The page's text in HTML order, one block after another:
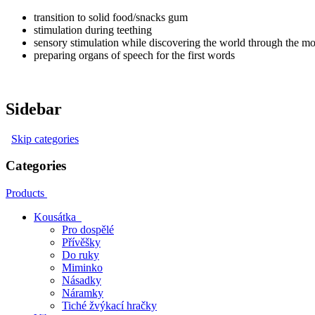
transition to solid food/snacks gum
stimulation during teething
sensory stimulation while discovering the world through the
preparing organs of speech for the first words
Sidebar
Skip categories
Categories
Products
Kousátka
Pro dospělé
Přívěšky
Do ruky
Miminko
Násadky
Náramky
Tiché žvýkací hračky